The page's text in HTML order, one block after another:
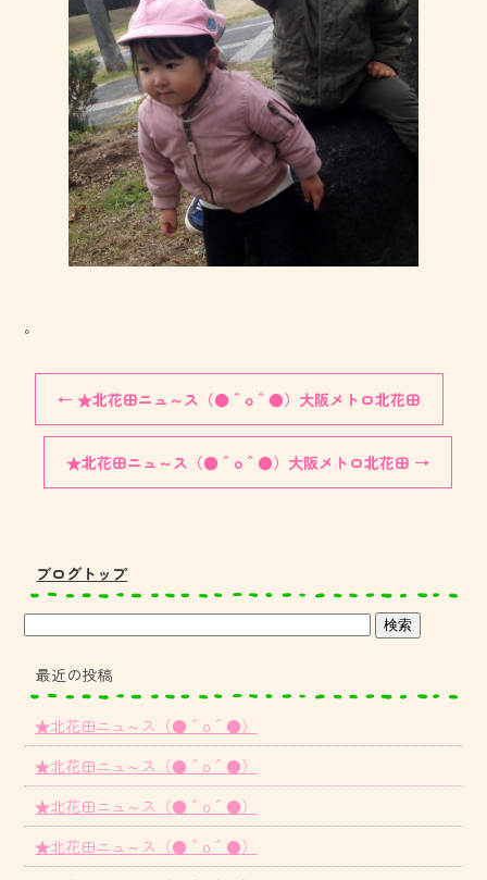
。
← ★北花田ニュ～ス（●＾o＾●）大阪メトロ北花田
★北花田ニュ～ス（●＾o＾●）大阪メトロ北花田 →
ブログトップ
最近の投稿
★北花田ニュ～ス（●＾o＾●）
★北花田ニュ～ス（●＾o＾●）
★北花田ニュ～ス（●＾o＾●）
★北花田ニュ～ス（●＾o＾●）